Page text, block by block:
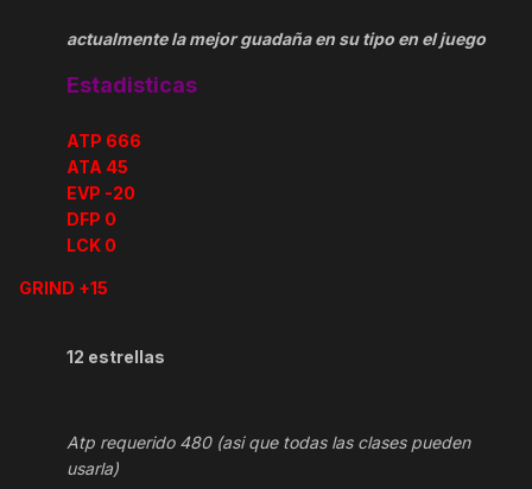
actualmente la mejor guadaña en su tipo en el juego
Estadisticas
ATP 666
ATA 45
EVP -20
DFP 0
LCK 0
GRIND +15
12 estrellas
Atp requerido 480 (asi que todas las clases pueden
usarla)